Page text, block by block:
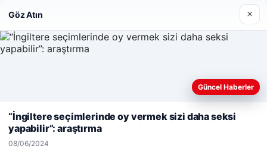
Enes Kaplan Avukatlık Bürosu
28/04/2026
© 2026 Bilgi Spot – Güncel Haberler
Web sitemizi nasıl kullandığınızı daha iyi anlayabilmek,
kullanıyoruz.Çerez Politikamız
Göz Atın ×
Güncel Haberler
“İngiltere seçimlerinde oy vermek sizi daha seksi
yapabilir”: araştırma
08/06/2024